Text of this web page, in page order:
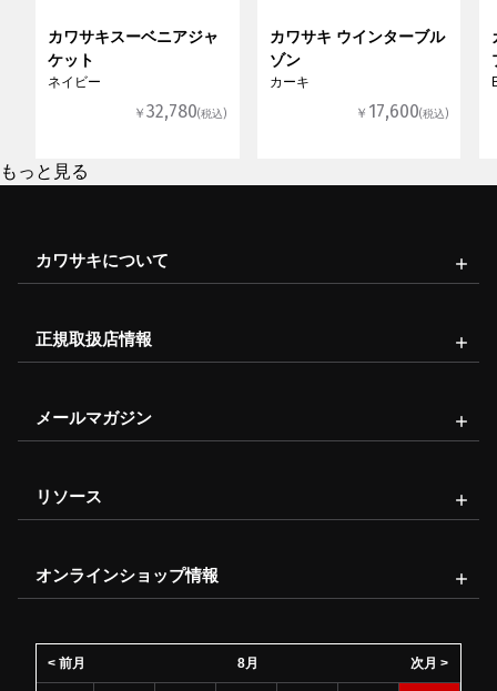
カワサキスーベニアジャ
ケット
ネイビー
￥32,780(税込)
カワサキ ウインターブル
ゾン
カーキ
￥ 17,600(税込)
もっと見る
カワサキについて
正規取扱店情報
メールマガジン
リソース
オンラインショップ情報
8月
< 前月 次月 >